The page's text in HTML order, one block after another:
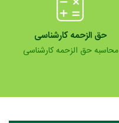
حق الزحمه کارشناسی
محاسبه حق الزحمه کارشناسی